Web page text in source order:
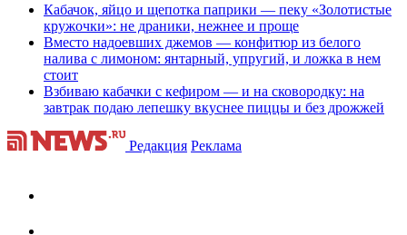
Кабачок, яйцо и щепотка паприки — пеку «Золотистые
кружочки»: не драники, нежнее и проще
Вместо надоевших джемов — конфитюр из белого
налива с лимоном: янтарный, упругий, и ложка в нем
стоит
Взбиваю кабачки с кефиром — и на сковородку: на
завтрак подаю лепешку вкуснее пиццы и без дрожжей
Редакция Реклама